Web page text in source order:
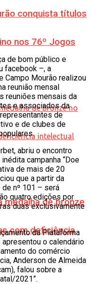
conquista títulos
nos 76º Jogos
medalha de bronze
com deficiência
de bom público e
facebook –, a
Campo Mourão realizou
reunião mensal
reuniões mensais da
e associados da
de
e de clubes de
abriu o encontro
campanha “Doe
de mais de 20
que a partir da
nº 101 – será
quatro edições por
duas exclusivamente
da Plataforma
o calendário
do comércio
Anderson de Almeida
falou sobre a
2021”.